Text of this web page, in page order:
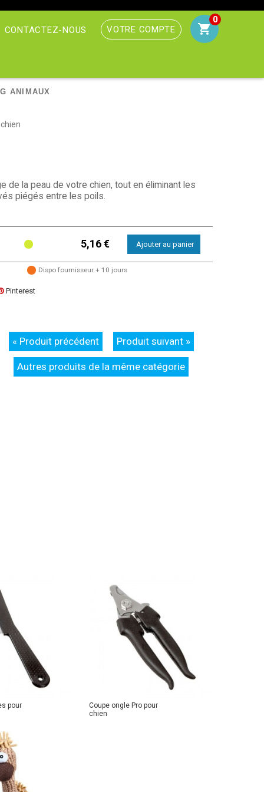
0
VOTRE COMPTE
CONTACTEZ-NOUS
ANIMAUX
la peau de votre chien, tout en éliminant les
piégés entre les poils.
5,16 €
Dispo fournisseur + 10 jours
Pinterest
« Produit précédent Produit suivant »
Autres produits de la même catégorie
pour
Coupe ongle Pro pour
chien